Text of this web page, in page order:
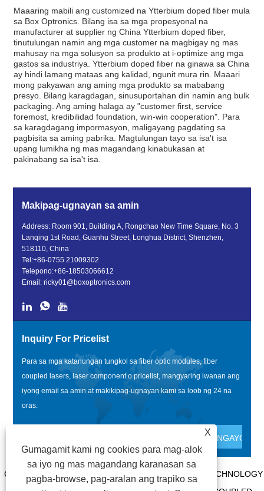
Maaaring mabili ang customized na Ytterbium doped fiber mula
sa Box Optronics. Bilang isa sa mga propesyonal na
manufacturer at supplier ng China Ytterbium doped fiber,
tinutulungan namin ang mga customer na magbigay ng mas
mahusay na mga solusyon sa produkto at i-optimize ang mga
gastos sa industriya. Ytterbium doped fiber na ginawa sa China
ay hindi lamang mataas ang kalidad, ngunit mura rin. Maaari
mong pakyawan ang aming mga produkto sa mababang
presyo. Bilang karagdagan, sinusuportahan din namin ang bulk
packaging. Ang aming halaga ay "customer first, service
foremost, kredibilidad foundation, win-win cooperation". Para
sa karagdagang impormasyon, maligayang pagdating sa
pagbisita sa aming pabrika. Magtulungan tayo sa isa't isa
upang lumikha ng mas magandang kinabukasan at
pakinabang sa isa't isa.
Makipag-ugnayan sa amin
Address: Room 901, Building A, Rongchao New Time Square, No. 3
Lanqing 1st Road, Guanhu Street, Longhua District, Shenzhen,
518110, China
Tel:+86-0755 21009302
Telepono:+86-18503066612
Email:ricky01@boxoptronics.com
Inquiry For Pricelist
Para sa mga katanungan tungkol sa fiber optic modules, fiber
coupled lasers, laser component o pricelist, mangyaring iwanan ang
iyong email sa amin at makikipag-ugnayan kami sa loob ng 24 na
oras.
COPYRIGHT @ 2020 SHENZHEN BOX OPTRONICS TECHNOLOGY
X
Gumagamit kami ng cookies para mag-alok
sa iyo ng mas magandang karanasan sa
pagba-browse, pag-aralan ang trapiko sa